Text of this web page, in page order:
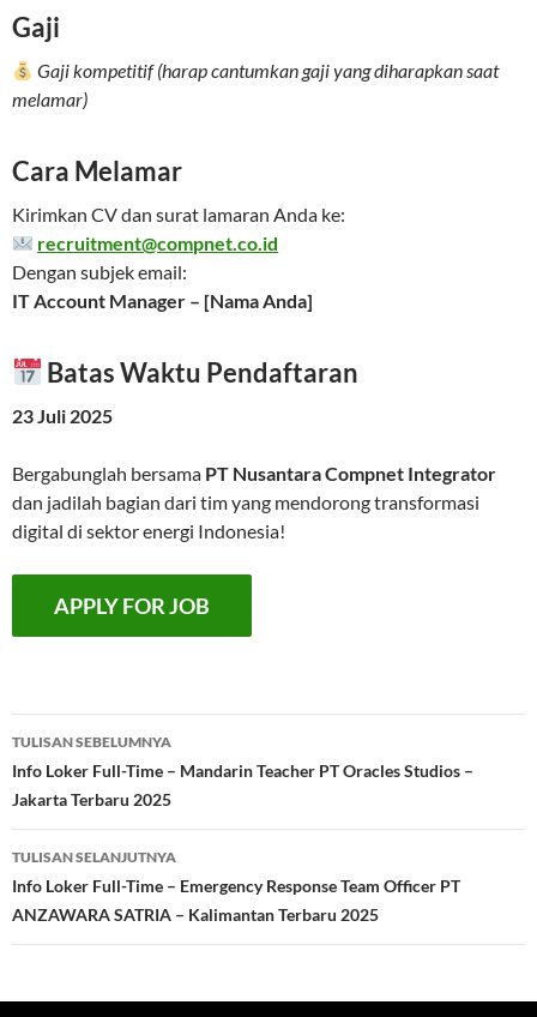
Gaji
Gaji kompetitif (harap cantumkan gaji yang diharapkan saat
melamar)
Cara Melamar
Kirimkan CV dan surat lamaran Anda ke:
recruitment@compnet.co.id
Dengan subjek email:
IT Account Manager – [Nama Anda]
Batas Waktu Pendaftaran
23 Juli 2025
Bergabunglah bersama PT Nusantara Compnet Integrator
dan jadilah bagian dari tim yang mendorong transformasi
digital di sektor energi Indonesia!
Navigasi
Tulisan
TULISAN SEBELUMNYA
Info Loker Full-Time – Mandarin Teacher PT Oracles Studios –
Jakarta Terbaru 2025
TULISAN SELANJUTNYA
Info Loker Full-Time – Emergency Response Team Officer PT
ANZAWARA SATRIA – Kalimantan Terbaru 2025